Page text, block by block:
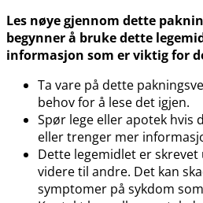
Les nøye gjennom dette
begynner å bruke dette
informasjon som er viktig for
Ta vare på dette
behov for å lese det igjen.
Spør lege eller apotek hvis
eller trenger mer
Dette legemidlet er
videre til andre. Det kan
symptomer på sykdom